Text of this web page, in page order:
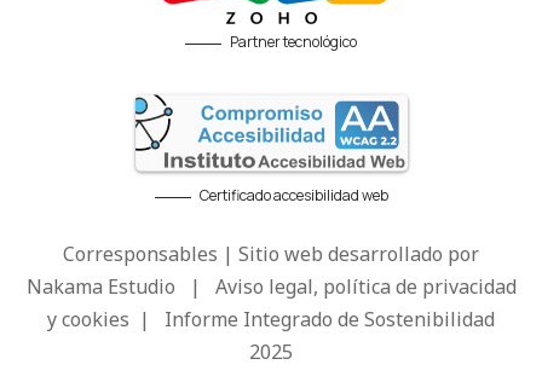
Partner tecnológico
Certificado accesibilidad web
Corresponsables | Sitio web desarrollado por
Nakama Estudio | Aviso legal, política de privacidad
y cookies | Informe Integrado de Sostenibilidad
2025